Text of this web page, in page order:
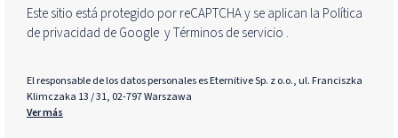
Este sitio está protegido por reCAPTCHA y se aplican la Política
de privacidad de Google yTérminos de servicio .
El responsable de los datos personales es Eternitive Sp. z o.o., ul. Franciszka
Klimczaka 13 / 31, 02-797 Warszawa
Ver más